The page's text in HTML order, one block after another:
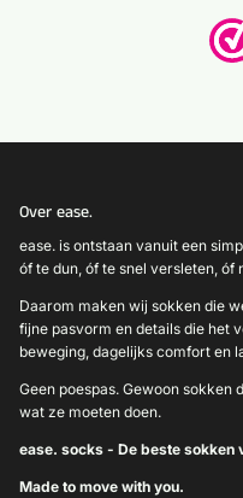
Over ease.
ease. is ontstaan vanuit een
óf te dun, óf te snel versleten, óf
Daarom maken wij sokken die
fijne pasvorm en details die het
beweging, dagelijks comfort en
Geen poespas. Gewoon sokken
wat ze moeten doen.
ease. socks - De beste sokken
Made to move with you.